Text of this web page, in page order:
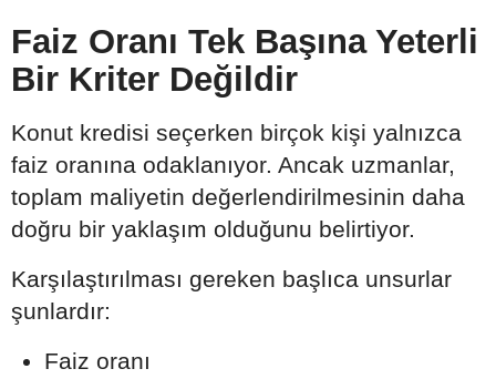
Faiz Oranı Tek Başına Yeterli
Bir Kriter Değildir
Konut kredisi seçerken birçok kişi yalnızca
faiz oranına odaklanıyor. Ancak uzmanlar,
toplam maliyetin değerlendirilmesinin daha
doğru bir yaklaşım olduğunu belirtiyor.
Karşılaştırılması gereken başlıca unsurlar
şunlardır:
Faiz oranı